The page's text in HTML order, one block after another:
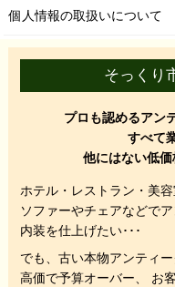
個人情報の取扱いについて
そっくり
プロも認めるアン
すべて
他にはない低価
ホテル・レストラン・美
ソファーやチェアなどで
内装を仕上げたい･･･
でも、 古い本物アンティー
高価で予算オーバー、 お